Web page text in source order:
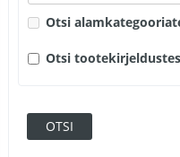
Otsi
Otsi